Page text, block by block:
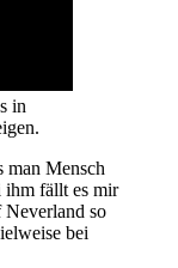
in
man Mensch
ihm fällt es mir
so
bei